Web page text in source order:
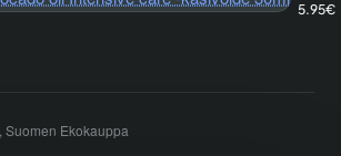
5.95€
Ekokauppa